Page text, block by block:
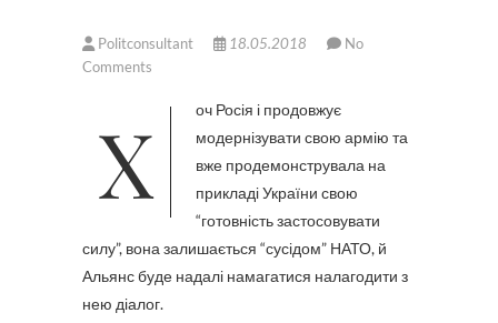
Politconsultant 18.05.2018
No
Comments
Хоч Росія і продовжує
модернізувати свою армію та
вже продемонструвала на
прикладі України свою
“готовність застосовувати
силу”, вона залишається “сусідом” НАТО, й
Альянс буде надалі намагатися налагодити з
нею діалог.